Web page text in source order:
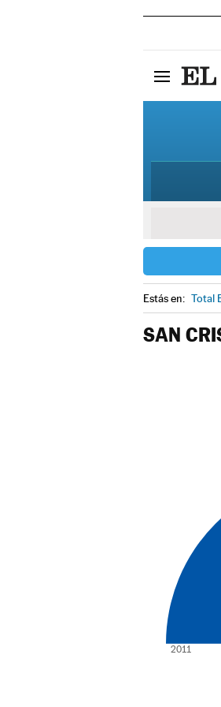
Estás en: Total
SAN
2011